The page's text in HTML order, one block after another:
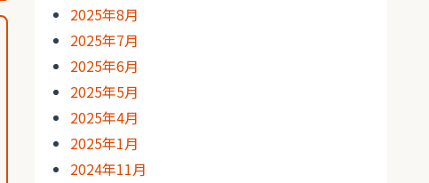
2025年8月
2025年7月
2025年6月
2025年5月
2025年4月
2025年1月
2024年11月